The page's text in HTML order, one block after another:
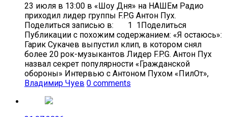
23 июля в 13:00 в «Шоу Дня» на НАШЕм Радио
приходил лидер группы F.P.G Антон Пух.
Поделиться записью в: 1 1Поделиться
Публикации с похожим содержанием: «Я остаюсь»:
Гарик Сукачев выпустил клип, в котором снял
более 20 рок-музыкантов Лидер F.P.G. Антон Пух
назвал секрет популярности «Гражданской
обороны» Интервью с Антоном Пухом «ПилОт»,
Владимир Чуев 0 comments